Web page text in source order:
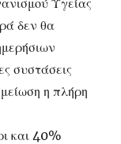
Υγείας
δεν θα
συστάσεις
η πλήρη
και 40%